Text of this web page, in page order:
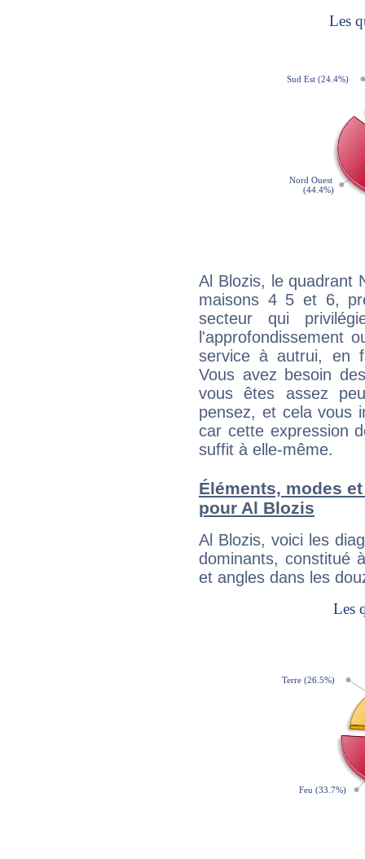
Al Blozis, le quadrant
maisons 4 5 et 6,
secteur qui
l'approfondissement
service à autrui, en
Vous avez besoin
vous êtes assez
pensez, et cela vous
car cette expression
suffit à elle-même.
Éléments, modes
pour Al Blozis
Al Blozis, voici les
dominants, constitué
et angles dans les